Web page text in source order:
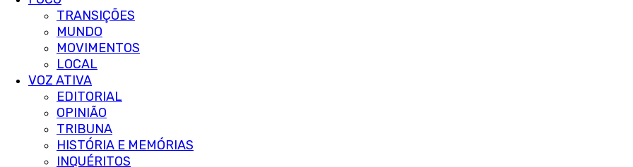
TRANSIÇÕES
MUNDO
MOVIMENTOS
LOCAL
VOZ ATIVA
EDITORIAL
OPINIÃO
TRIBUNA
HISTÓRIA E MEMÓRIAS
INQUÉRITOS